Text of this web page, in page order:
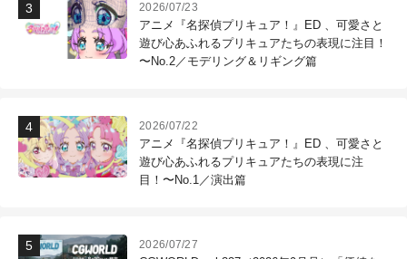
2026/07/23
アニメ『名探偵プリキュア！』ED 、可愛さと
遊び心あふれるプリキュアたちの表現に注目！
〜No.2／モデリング＆リギング篇
2026/07/22
アニメ『名探偵プリキュア！』ED 、可愛さと
遊び心あふれるプリキュアたちの表現に注
目！〜No.1／演出篇
2026/07/27